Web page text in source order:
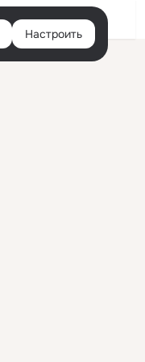
Настроить